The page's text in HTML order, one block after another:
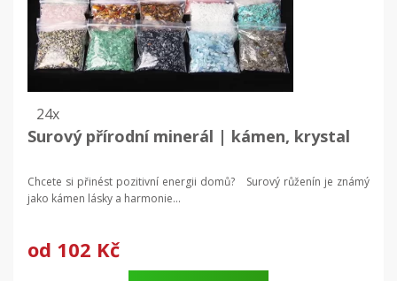
24x
Surový přírodní minerál | kámen, krystal
Chcete si přinést pozitivní energii domů? Surový růženín je známý
jako kámen lásky a harmonie...
od 102 Kč